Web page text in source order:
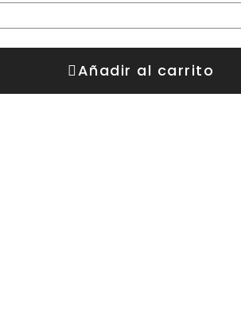
Añadir al carrito